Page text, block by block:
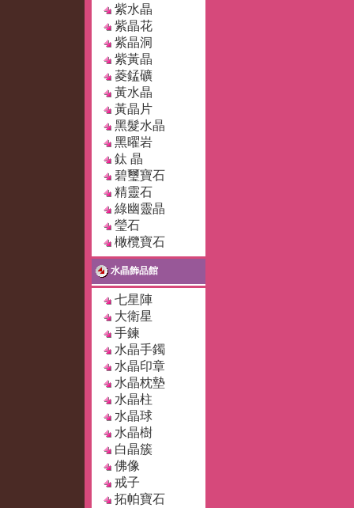
紫水晶
紫晶花
紫晶洞
紫黃晶
菱錳礦
黃水晶
黃晶片
黑髮水晶
黑曜岩
鈦 晶
碧璽寶石
精靈石
綠幽靈晶
瑩石
橄欖寶石
水晶飾品館
七星陣
大衛星
手鍊
水晶手鐲
水晶印章
水晶枕墊
水晶柱
水晶球
水晶樹
白晶簇
佛像
戒子
拓帕寶石